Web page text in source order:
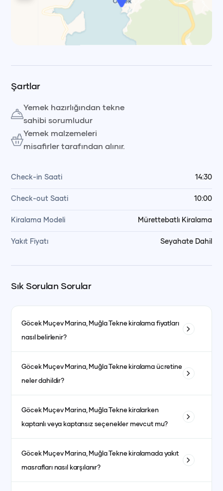
Şartlar
Yemek hazırlığından tekne
sahibi sorumludur
Yemek malzemeleri
misafirler tarafından alınır.
Check-in Saati 14:30
Check-out Saati 10:00
Kiralama Modeli Mürettebatlı Kiralama
Yakıt Fiyatı Seyahate Dahil
Sık Sorulan Sorular
Göcek Muçev Marina, MuğlaTekne kiralama fiyatları
nasıl belirlenir?
ve bulunduğu bölgeye göre değişiklik gösterir. Ayrıca sezon
dönemleri de fiyatları etkiler. Yüksek sezonda fiyatlar daha
yüksek olurken, düşük sezonda daha avantajlı fiyatlarla
kiralama yapmak mümkündür.
Göcek Muçev Marina, MuğlaTekne kiralama ücretine
neler dahildir?
garson, yakıt, son temizlik ve limandan alma-bırakma
hizmetleri dahildir. Kumanya (yiyecek, içecek ve
atıştırmalıklar) ise fiyata dahil olmayıp misafirlerin tercihine
göre ayrıca planlanır.
Göcek Muçev Marina, MuğlaTekne kiralarken
kaptanlı veya kaptansız seçenekler mevcut mu?
bulunmaktadır. Kaptansız kiralama için yeterli denizcilik
tecrübesine sahip olmanız gerekmektedir.
Göcek Muçev Marina, MuğlaTekne kiralamada yakıt
masrafları nasıl karşılanır?